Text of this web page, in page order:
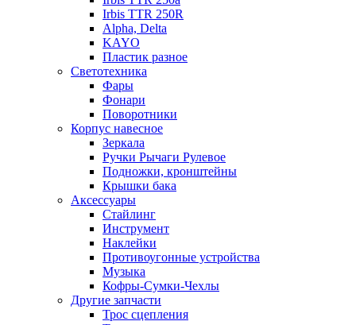
Irbis TTR 250R
Alpha, Delta
KAYO
Пластик разное
Светотехника
Фары
Фонари
Поворотники
Корпус навесное
Зеркала
Ручки Рычаги Рулевое
Подножки, кронштейны
Крышки бака
Аксессуары
Стайлинг
Инструмент
Наклейки
Противоугонные устройства
Музыка
Кофры-Сумки-Чехлы
Другие запчасти
Трос сцепления